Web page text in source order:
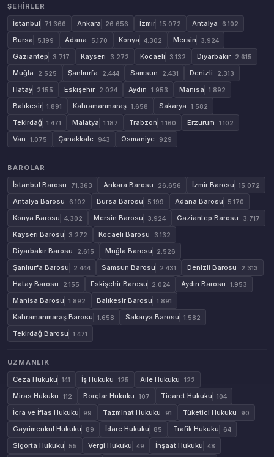
ŞEHIRLER
İstanbul
71.366 Ankara 26.656 İzmir 15.072 Antalya 6.102
Bursa 5.199 Adana 5.170 Konya 4.302 Mersin 3.924
Gaziantep 3.717 Kayseri 3.272 Kocaeli 3.132 Diyarbakır 2.615
Muğla 2.525 Şanlıurfa 2.444 Samsun 2.431 Denizli 2.313
Hatay 2.155 Eskişehir 2.024 Aydın 1.953 Manisa 1.892
Balıkesir 1.891 Kahramanmaraş 1.658 Sakarya 1.582
Tekirdağ 1.471 Malatya 1.187 Trabzon 1.160 Erzurum 1.102
Van 1.075 Çanakkale 943 Osmaniye 929
BAROLAR
İstanbul Barosu
71.363 Ankara Barosu 26.656 İzmir Barosu 15.072
Antalya Barosu 6.102 Bursa Barosu 5.199 Adana Barosu 5.170
Konya Barosu 4.302 Mersin Barosu 3.924 Gaziantep Barosu 3.717
Kayseri Barosu 3.272 Kocaeli Barosu 3.132
Diyarbakır Barosu 2.615 Muğla Barosu 2.526
Şanlıurfa Barosu 2.444 Samsun Barosu 2.431 Denizli Barosu 2.313
Hatay Barosu 2.155 Eskişehir Barosu 2.024 Aydın Barosu 1.953
Manisa Barosu 1.892 Balıkesir Barosu 1.891
Kahramanmaraş Barosu 1.658 Sakarya Barosu 1.582
Tekirdağ Barosu 1.471
UZMANLIK
Ceza Hukuku
141 İş Hukuku 125 Aile Hukuku 122
Miras Hukuku 112 Borçlar Hukuku 107 Ticaret Hukuku 104
İcra ve İflas Hukuku 99 Tazminat Hukuku 91 Tüketici Hukuku 90
Gayrimenkul Hukuku 89 İdare Hukuku 85 Trafik Hukuku 64
Sigorta Hukuku 55 Vergi Hukuku 49 İnşaat Hukuku 48